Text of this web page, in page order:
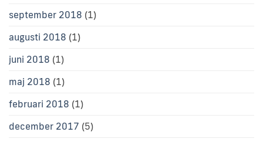
september 2018 (1)
augusti 2018 (1)
juni 2018 (1)
maj 2018 (1)
februari 2018 (1)
december 2017 (5)